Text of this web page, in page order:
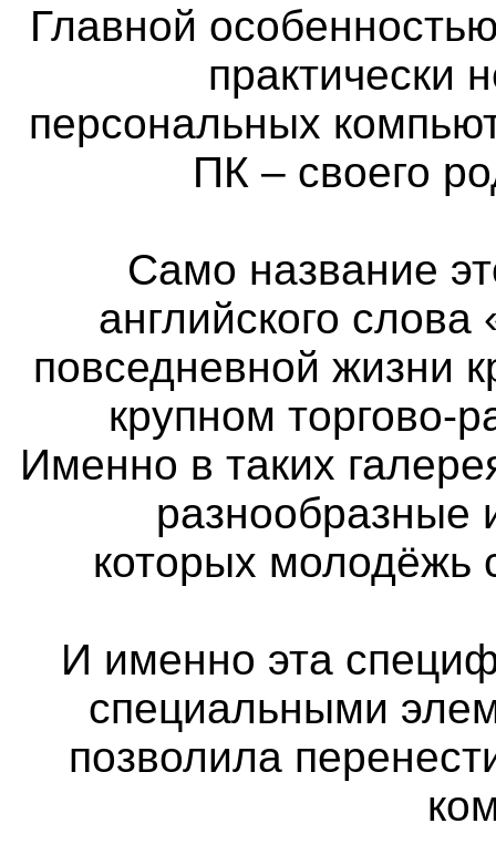
Главной
практически
персональных
ПК – своего
Само название
английского
повседневной жизни
крупном торгово-
Именно в таких
разнообразные
которых молодёжь
И именно эта
специальными
позволила